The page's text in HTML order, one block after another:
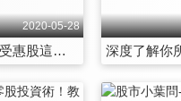
2020-05-28
迎解封新生活 受惠股這樣抓 第8集